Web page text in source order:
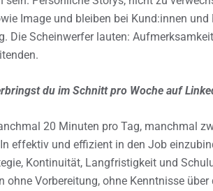
Image und bleiben bei Kund:innen
Die Scheinwerfer lauten:
du im Schnitt pro Woche auf
20 Minuten pro Tag, manchmal
effektiv und effizient in den Job
Kontinuität, Langfristigkeit und
ohne Vorbereitung, ohne Kenntnisse